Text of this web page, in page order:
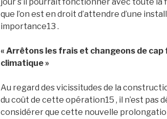
que l’on est en droit d’attendre d’une
importance13 .
« Arrêtons les frais et changeons de
climatique »
Au regard des vicissitudes de la
du coût de cette opération15 , il n’est pas
considérer que cette nouvelle